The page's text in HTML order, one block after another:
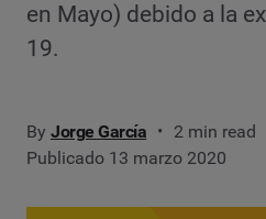
en Mayo) debido a la
19.
By Jorge García
2 min read
Publicado 13 marzo 2020